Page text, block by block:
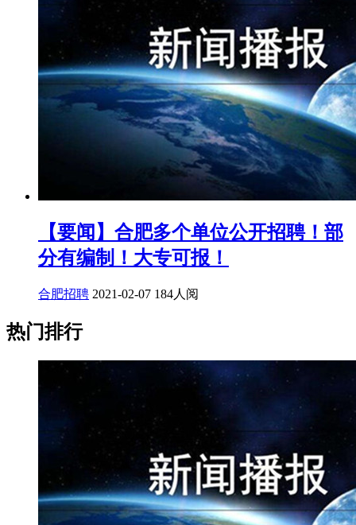
【要闻】合肥多个单位公开招聘！部
分有编制！大专可报！
合肥招聘 2021-02-07 184人阅
热门排行